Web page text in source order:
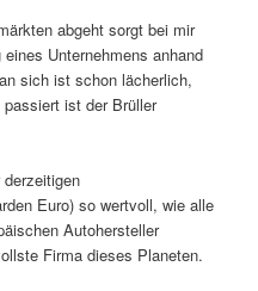
abgeht sorgt bei mir
Unternehmens anhand
sich ist schon lächerlich,
ist der Brüller
Euro) so wertvoll, wie alle
Autohersteller
Firma dieses Planeten.